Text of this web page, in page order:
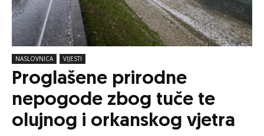
NASLOVNICA VIJESTI
Proglašene prirodne
nepogode zbog tuče te
olujnog i orkanskog vjetra